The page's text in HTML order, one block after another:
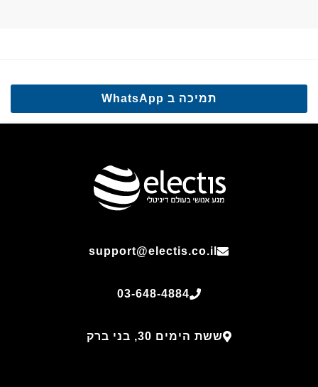
תמיכה ב WhatsApp
support@electis.co.il
03-648-4884
ששת הימים 30, בני ברק